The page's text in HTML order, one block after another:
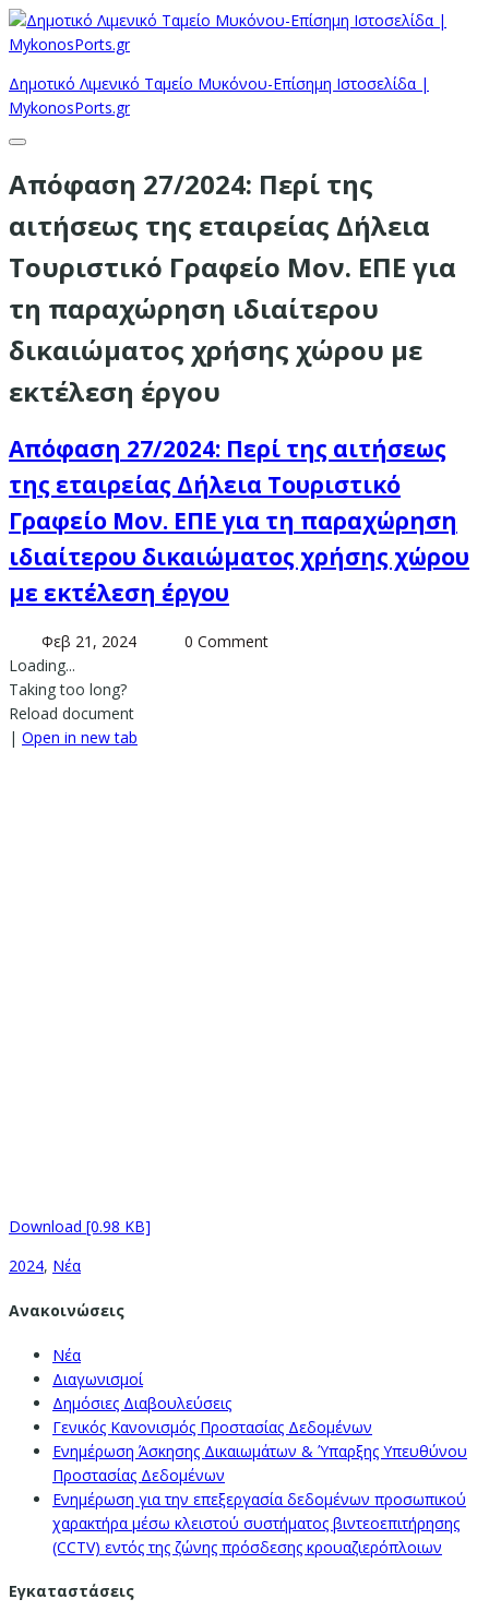
Δημοτικό Λιμενικό Ταμείο Μυκόνου-Επίσημη Ιστοσελίδα |
MykonosPorts.gr
Απόφαση 27/2024: Περί της
αιτήσεως της εταιρείας Δήλεια
Τουριστικό Γραφείο Μον. ΕΠΕ για
τη παραχώρηση ιδιαίτερου
δικαιώματος χρήσης χώρου με
εκτέλεση έργου
Απόφαση 27/2024: Περί της αιτήσεως
της εταιρείας Δήλεια Τουριστικό
Γραφείο Μον. ΕΠΕ για τη παραχώρηση
ιδιαίτερου δικαιώματος χρήσης χώρου
με εκτέλεση έργου
Φεβ 21, 2024
0 Comment
Loading...
Taking too long?
Reload document
| Open in new tab
Download [0.98 KB]
2024, Νέα
Ανακοινώσεις
Νέα
Διαγωνισμοί
Δημόσιες Διαβουλεύσεις
Γενικός Κανονισμός Προστασίας Δεδομένων
Ενημέρωση Άσκησης Δικαιωμάτων & Ύπαρξης Υπευθύνου
Προστασίας Δεδομένων
Ενημέρωση για την επεξεργασία δεδομένων προσωπικού
χαρακτήρα μέσω κλειστού συστήματος βιντεοεπιτήρησης
(CCTV) εντός της ζώνης πρόσδεσης κρουαζιερόπλοιων
Εγκαταστάσεις